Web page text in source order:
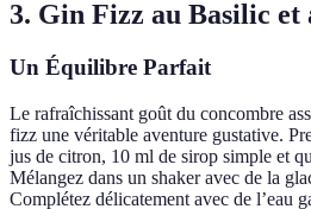
3. Gin Fizz au Basilic et
Un Équilibre Parfait
Le rafraîchissant goût du concombre
fizz une véritable aventure gustative.
jus de citron, 10 ml de sirop simple et
Mélangez dans un shaker avec de la
Complétez délicatement avec de l’eau